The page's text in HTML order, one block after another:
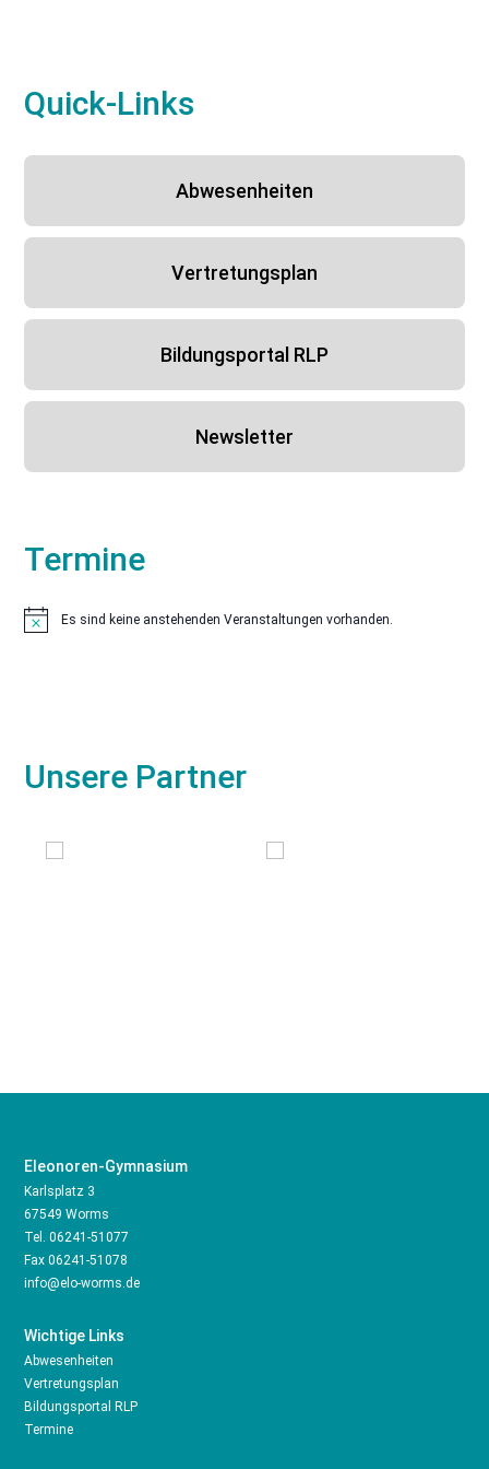
Quick-Links
Abwesenheiten
Vertretungsplan
Bildungsportal RLP
Newsletter
Termine
HinweisEs sind keine anstehenden Veranstaltungen vorhanden.
Unsere Partner
Eleonoren-Gymnasium
Karlsplatz 3
67549 Worms
Tel.06241-51077
Fax 06241-51078
info@elo-worms.de
Wichtige Links
Abwesenheiten
Vertretungsplan
Bildungsportal RLP
Termine